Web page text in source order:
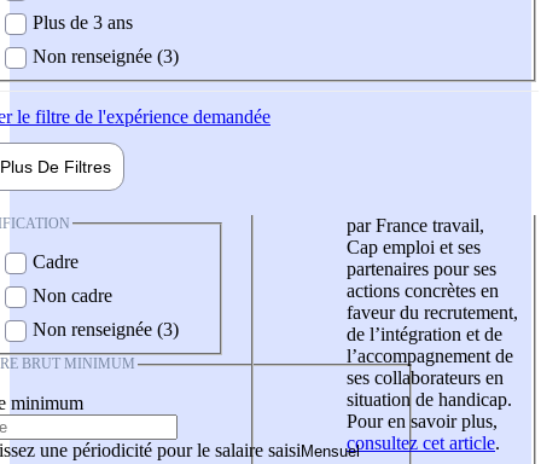
Plus de 3 ans
Non renseignée (3)
le filtre de l'expérience demandée
Plus De Filtres
Cadre
Non cadre
Non renseignée (3)
BRUT MINIMUM
minimum
une périodicité pour le salaire saisi
par France travail,
Cap emploi et ses
partenaires pour ses
actions concrètes en
faveur du recrutement,
de l’intégration et de
l’accompagnement de
ses collaborateurs en
situation de handicap.
Pour en savoir plus,
consultez cet article.